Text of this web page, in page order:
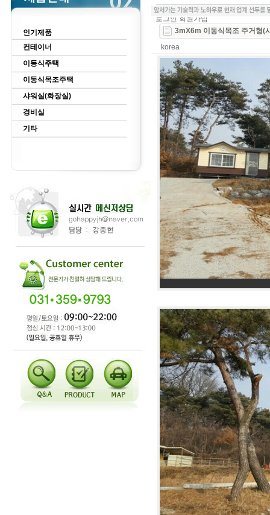
인기제품
컨테이너
이동식주택
이동식목조주택
샤워실(화장실)
경비실
기타
로그인 회원가입
3mX6m 이동식목조 주거형(
korea